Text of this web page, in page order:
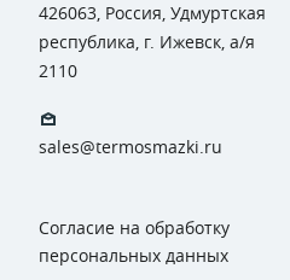
sales@termosmazki.ru
426063, Россия, Удмуртская
республика, г. Ижевск, а/я
2110
Согласие на обработку
персональных данных